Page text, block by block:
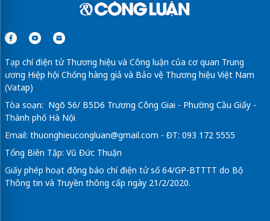
Tạp chí điện tử Thương hiệu và Công luận của cơ quan Trung
ương Hiệp hội Chống hàng giả và Bảo vệ Thương hiệu Việt Nam
(Vatap)
Tòa soạn: Ngõ 56/ B5D6 Trương Công Giai - Phường Cầu Giấy -
Thành phố Hà Nội
Email: thuonghieucongluan@gmail.com - ĐT: 093 172 5555
Tổng Biên Tập: Vũ Đức Thuận
Giấy phép hoạt động báo chí điện tử số 64/GP-BTTTT do Bộ
Thông tin và Truyền thông cấp ngày 21/2/2020.